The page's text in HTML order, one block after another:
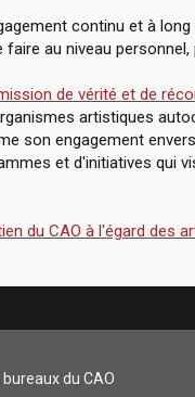
continu et à
au niveau
de vérité et de
artistiques
son engagement
et d'initiatives qui
du CAO à l'égard des
du CAO